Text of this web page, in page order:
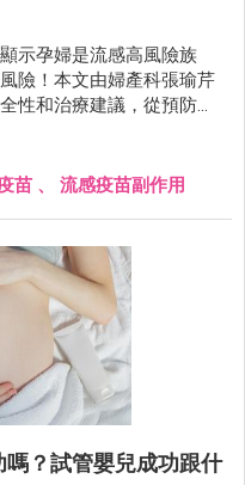
示孕婦是流感高風險族
險！本文由婦產科張瑜芹
性和治療建議，從預防、
案，守護媽媽寶寶健康！
點一次搞懂。
苗 、 流感疫苗副作用
？試管嬰兒成功跟什